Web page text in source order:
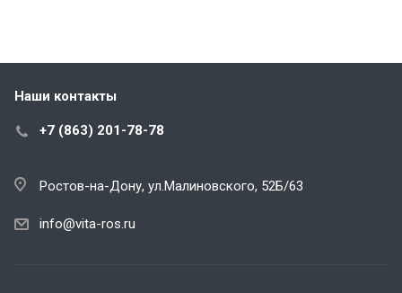
Наши контакты
+7 (863) 201-78-78
Ростов-на-Дону, ул.Малиновского, 52Б/63
info@vita-ros.ru